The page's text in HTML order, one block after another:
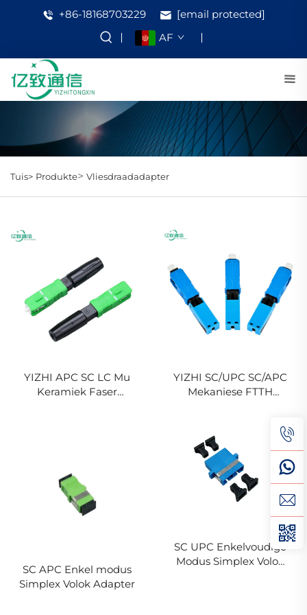
+86-18168703229
[email protected]
AF
Tuis> Produkte> Vliesdraadadapter
YIZHI APC SC LC Mu
Keramiek Faser
YIZHI SC/UPC SC/APC
Mekaniese FTTH
SC APC Enkel modus
Simplex Volok Adapter
SC UPC Enkelvoudige
Modus Simplex Volok